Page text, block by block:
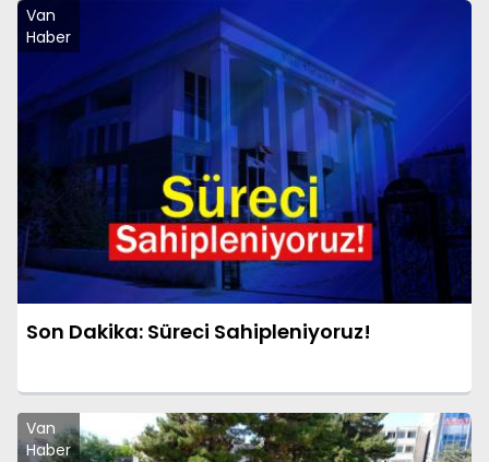
Van
Haber
Son Dakika: Süreci Sahipleniyoruz!
Van
Haber